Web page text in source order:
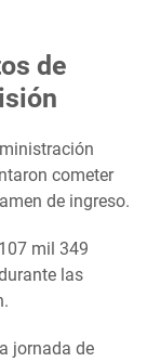
de
cometer
de ingreso.
mil 349
las
jornada de